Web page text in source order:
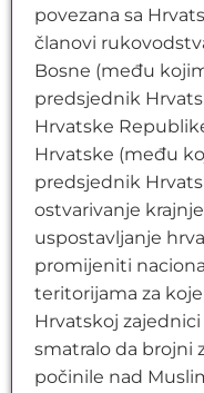
povezana sa
članovi
Bosne (među
predsjednik
Hrvatske
Hrvatske (među
predsjednik
ostvarivanje
uspostavljanje
promijeniti
teritorijama za
Hrvatskoj
smatralo da brojni
počinile nad